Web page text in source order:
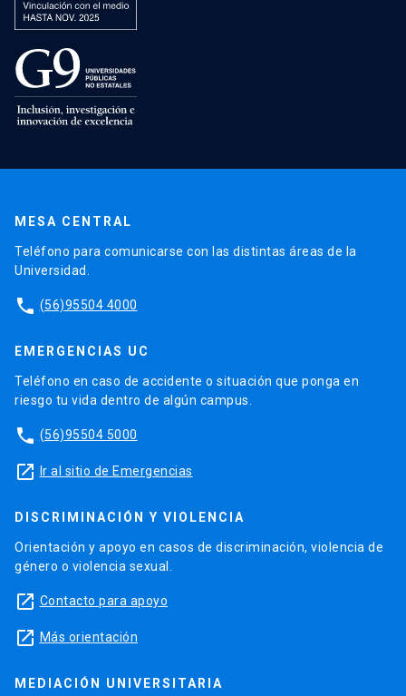
MESA CENTRAL
Teléfono para comunicarse con las distintas áreas de la
Universidad.
phone (56)95504 4000
EMERGENCIAS UC
Teléfono en caso de accidente o situación que ponga en
riesgo tu vida dentro de algún campus.
phone (56)95504 5000
launch Ir al sitio de Emergencias
DISCRIMINACIÓN Y VIOLENCIA
Orientación y apoyo en casos de discriminación, violencia de
género o violencia sexual.
launch Contacto para apoyo
launch Más orientación
MEDIACIÓN UNIVERSITARIA